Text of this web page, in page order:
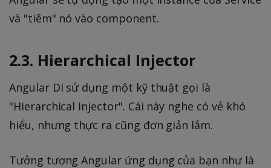
và "tiêm" nó vào component.
2.3. Hierarchical Injector
Angular DI sử dụng một kỹ thuật gọi là
"Hierarchical Injector". Cái này nghe có vẻ khó
hiểu, nhưng thực ra cũng đơn giản lắm.
Tưởng tượng Angular ứng dụng của bạn như là